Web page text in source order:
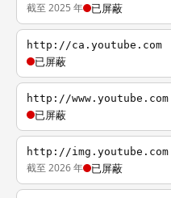
截至 2025 年 已屏蔽
http://ca.youtube.com
已屏蔽
http://www.youtube.com
已屏蔽
http://img.youtube.com
截至 2026 年 已屏蔽